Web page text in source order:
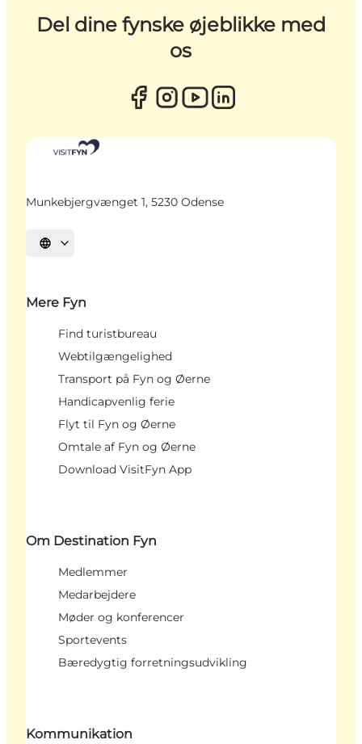
Del dine fynske øjeblikke med
os
Munkebjergvænget 1, 5230 Odense
Vælg sprog
Mere Fyn
Find turistbureau
Webtilgængelighed
Transport på Fyn og Øerne
Handicapvenlig ferie
Flyt til Fyn og Øerne
Omtale af Fyn og Øerne
Download VisitFyn App
Om Destination Fyn
Medlemmer
Medarbejdere
Møder og konferencer
Sportevents
Bæredygtig forretningsudvikling
Kommunikation